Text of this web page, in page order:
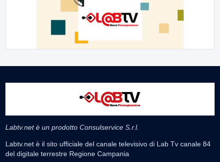
Labtv.net è un prodotto Consulservice S.r.l.
Labtv.net è il sito ufficiale del canale televisivo di Lab Tv canale 84
del digitale terrestre Regione Campania